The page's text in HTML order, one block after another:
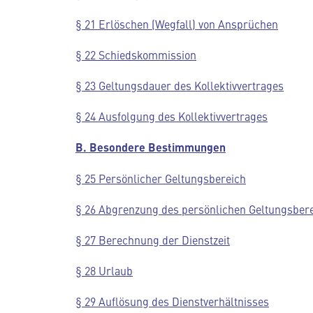
§ 21 Erlöschen (Wegfall) von Ansprüchen
§ 22 Schiedskommission
§ 23 Geltungsdauer des Kollektivvertrages
§ 24 Ausfolgung des Kollektivvertrages
B. Besondere Bestimmungen
§ 25 Persönlicher Geltungsbereich
§ 26 Abgrenzung des persönlichen
§ 27 Berechnung der Dienstzeit
§ 28 Urlaub
§ 29 Auflösung des Dienstverhältnisses